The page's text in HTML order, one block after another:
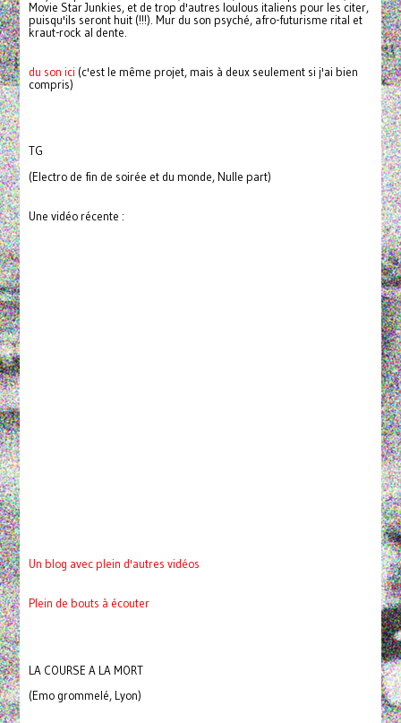
Movie Star Junkies, et de trop d'autres loulous italiens pour les citer,
puisqu'ils seront huit (!!!). Mur du son psyché, afro-futurisme rital et
kraut-rock al dente.
du son ici (c'est le même projet, mais à deux seulement si j'ai bien
compris)
TG
(Electro de fin de soirée et du monde, Nulle part)
Une vidéo récente :
Un blog avec plein d'autres vidéos
Plein de bouts à écouter
LA COURSE A LA MORT
(Emo grommelé, Lyon)